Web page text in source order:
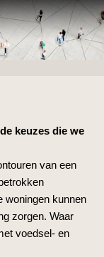
keuzes die we
van een
woningen kunnen
zorgen. Waar
voedsel- en